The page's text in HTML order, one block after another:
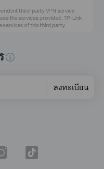
third-party VPN service
the services provided. TP-Link
services of this third party.
ลงทะเบียน